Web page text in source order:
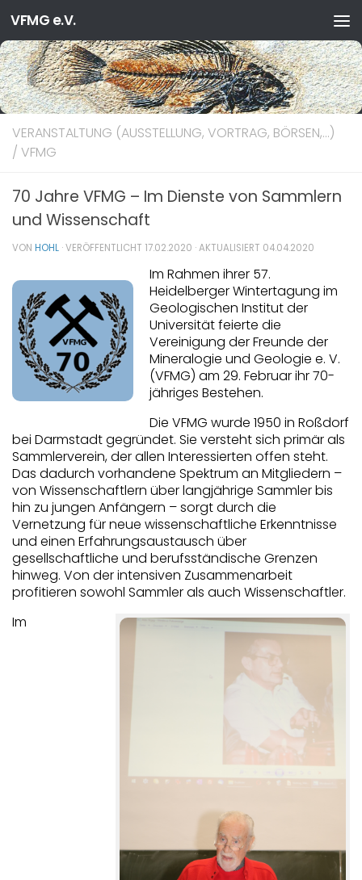
Zum Inhalt springen
VFMG e.V.
VERANSTALTUNG (AUSSTELLUNG, VORTRAG, BÖRSEN,…)
/ VFMG
70 Jahre VFMG – Im Dienste von Sammlern
und Wissenschaft
VON HOHL · VERÖFFENTLICHT 17.02.2020 · AKTUALISIERT 04.04.2020
Im Rahmen ihrer 57.
Heidelberger Wintertagung im
Geologischen Institut der
Universität feierte die
Vereinigung der Freunde der
Mineralogie und Geologie e. V.
(VFMG) am 29. Februar ihr 70-
jähriges Bestehen.
Die VFMG wurde 1950 in Roßdorf
bei Darmstadt gegründet. Sie versteht sich primär als
Sammlerverein, der allen Interessierten offen steht.
Das dadurch vorhandene Spektrum an Mitgliedern –
von Wissenschaftlern über langjährige Sammler bis
hin zu jungen Anfängern – sorgt durch die
Vernetzung für neue wissenschaftliche Erkenntnisse
und einen Erfahrungsaustausch über
gesellschaftliche und berufsständische Grenzen
hinweg. Von der intensiven Zusammenarbeit
profitieren sowohl Sammler als auch Wissenschaftler.
Im